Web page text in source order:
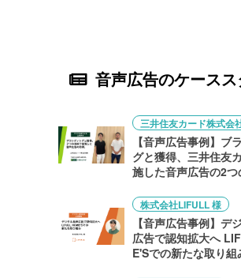
音声広告のケースス
三井住友カード株式会
【音声広告事例】ブ
グと獲得、三井住友
施した音声広告の2つ
株式会社LIFULL 様
【音声広告事例】デ
広告で認知拡大へ
E'Sでの新たな取り組